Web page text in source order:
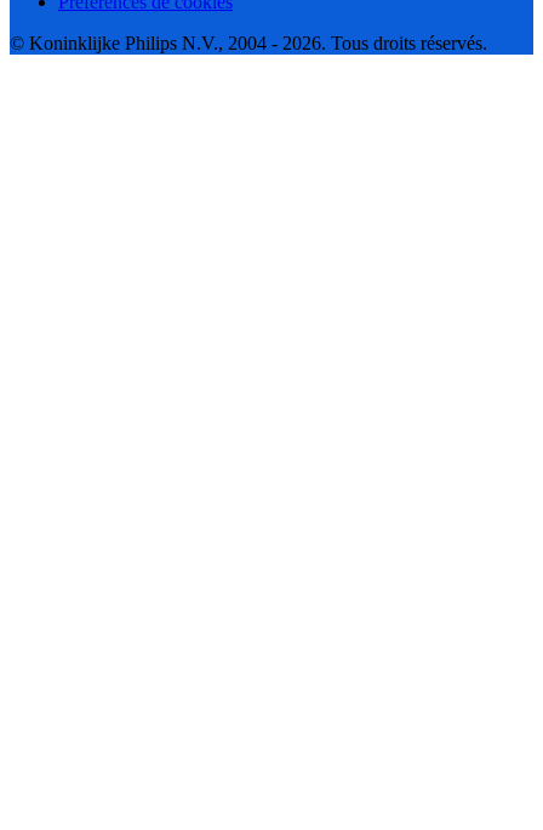
© Koninklijke Philips N.V., 2004 - 2026. Tous droits réservés.